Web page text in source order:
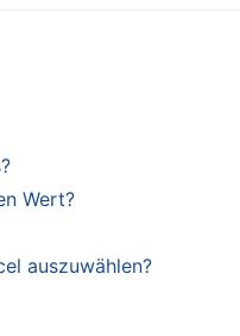
Wert?
auszuwählen?